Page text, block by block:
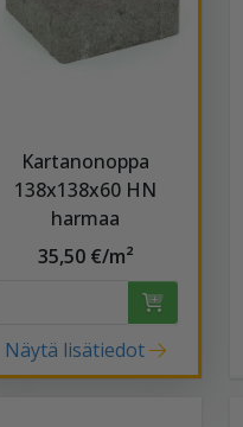
Kartanonoppa
138x138x60 HN
harmaa
35,50 €/m²
Näytä lisätiedot